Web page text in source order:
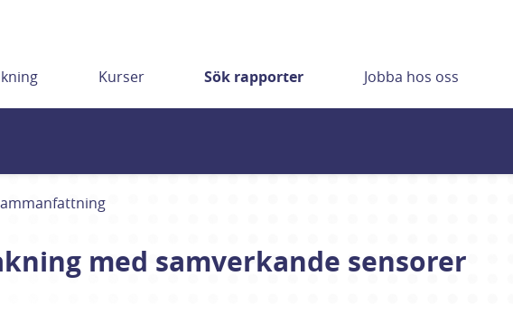
Kurser Sök rapporter Jobba hos oss
med samverkande sensorer